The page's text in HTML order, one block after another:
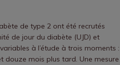
de type 2 ont été recrutés
de jour du diabète (UJD) et
à l’étude à trois moments :
mois plus tard. Une mesure